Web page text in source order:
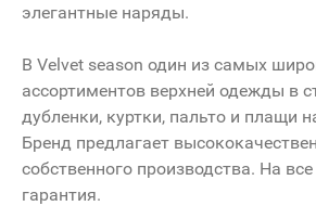
элегантные наряды.
В Velvet season один из самых
ассортиментов верхней одежды в
дубленки, куртки, пальто и плащи
Бренд предлагает
собственного производства. На
гарантия.